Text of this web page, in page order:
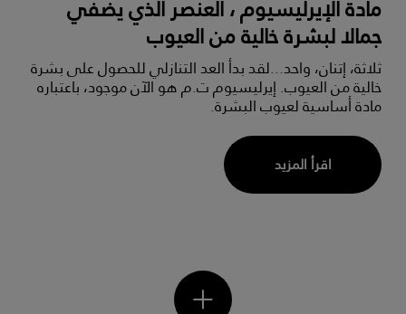
مادة الإيرليسيوم ، العنصر الذي يضفي
جمالا لبشرة خالية من العيوب
ثلاثة، إتنان، واحد...لقد بدأ العد التنازلي للحصول على بشرة
خالية من العيوب.إيرليسيوم ت.مهو الآن موجود، باعتباره
مادة أساسية لعيوب البشرة.
اقرأ المزيد